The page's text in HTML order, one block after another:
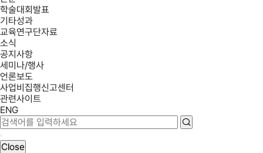
학술대회발표
기타성과
교육연구단자료
소식
공지사항
세미나/행사
언론보도
사업비집행신고센터
관련사이트
ENG
Close